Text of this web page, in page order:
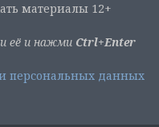
материалы 12+
её и нажми Ctrl+Enter
персональных данных